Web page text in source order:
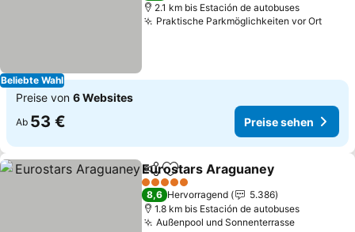
Beliebte Wahl
2.1 km bis Estación de autobuses
Praktische Parkmöglichkeiten vor Ort
Preise von 6 Websites
Ab 53 € Preise sehen
TeilenZu Favoriten hinzufügen
Eurostars Araguaney
5 Sterne
8,6 Hervorragend
5.386
1.8 km bis Estación de autobuses
Außenpool und Sonnenterrasse